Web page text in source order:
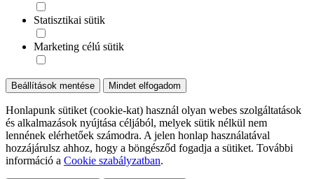
Statisztikai sütik
Marketing célú sütik
Beállítások mentése Mindet elfogadom
Honlapunk sütiket (cookie-kat) használ olyan webes szolgáltatások
és alkalmazások nyújtása céljából, melyek sütik nélkül nem
lennének elérhetőek számodra. A jelen honlap használatával
hozzájárulsz ahhoz, hogy a böngésződ fogadja a sütiket. További
információ a Cookie szabályzatban.